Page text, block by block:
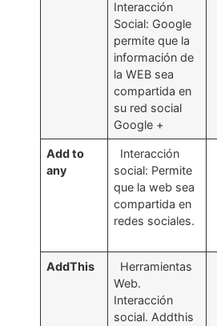
Interacción
Social: Google
permite que la
información de
la WEB sea
compartida en
su red social
Google +
Add to
any
Interacción
social: Permite
que la web sea
compartida en
redes sociales.
AddThis
Herramientas
Web.
Interacción
social. Addthis